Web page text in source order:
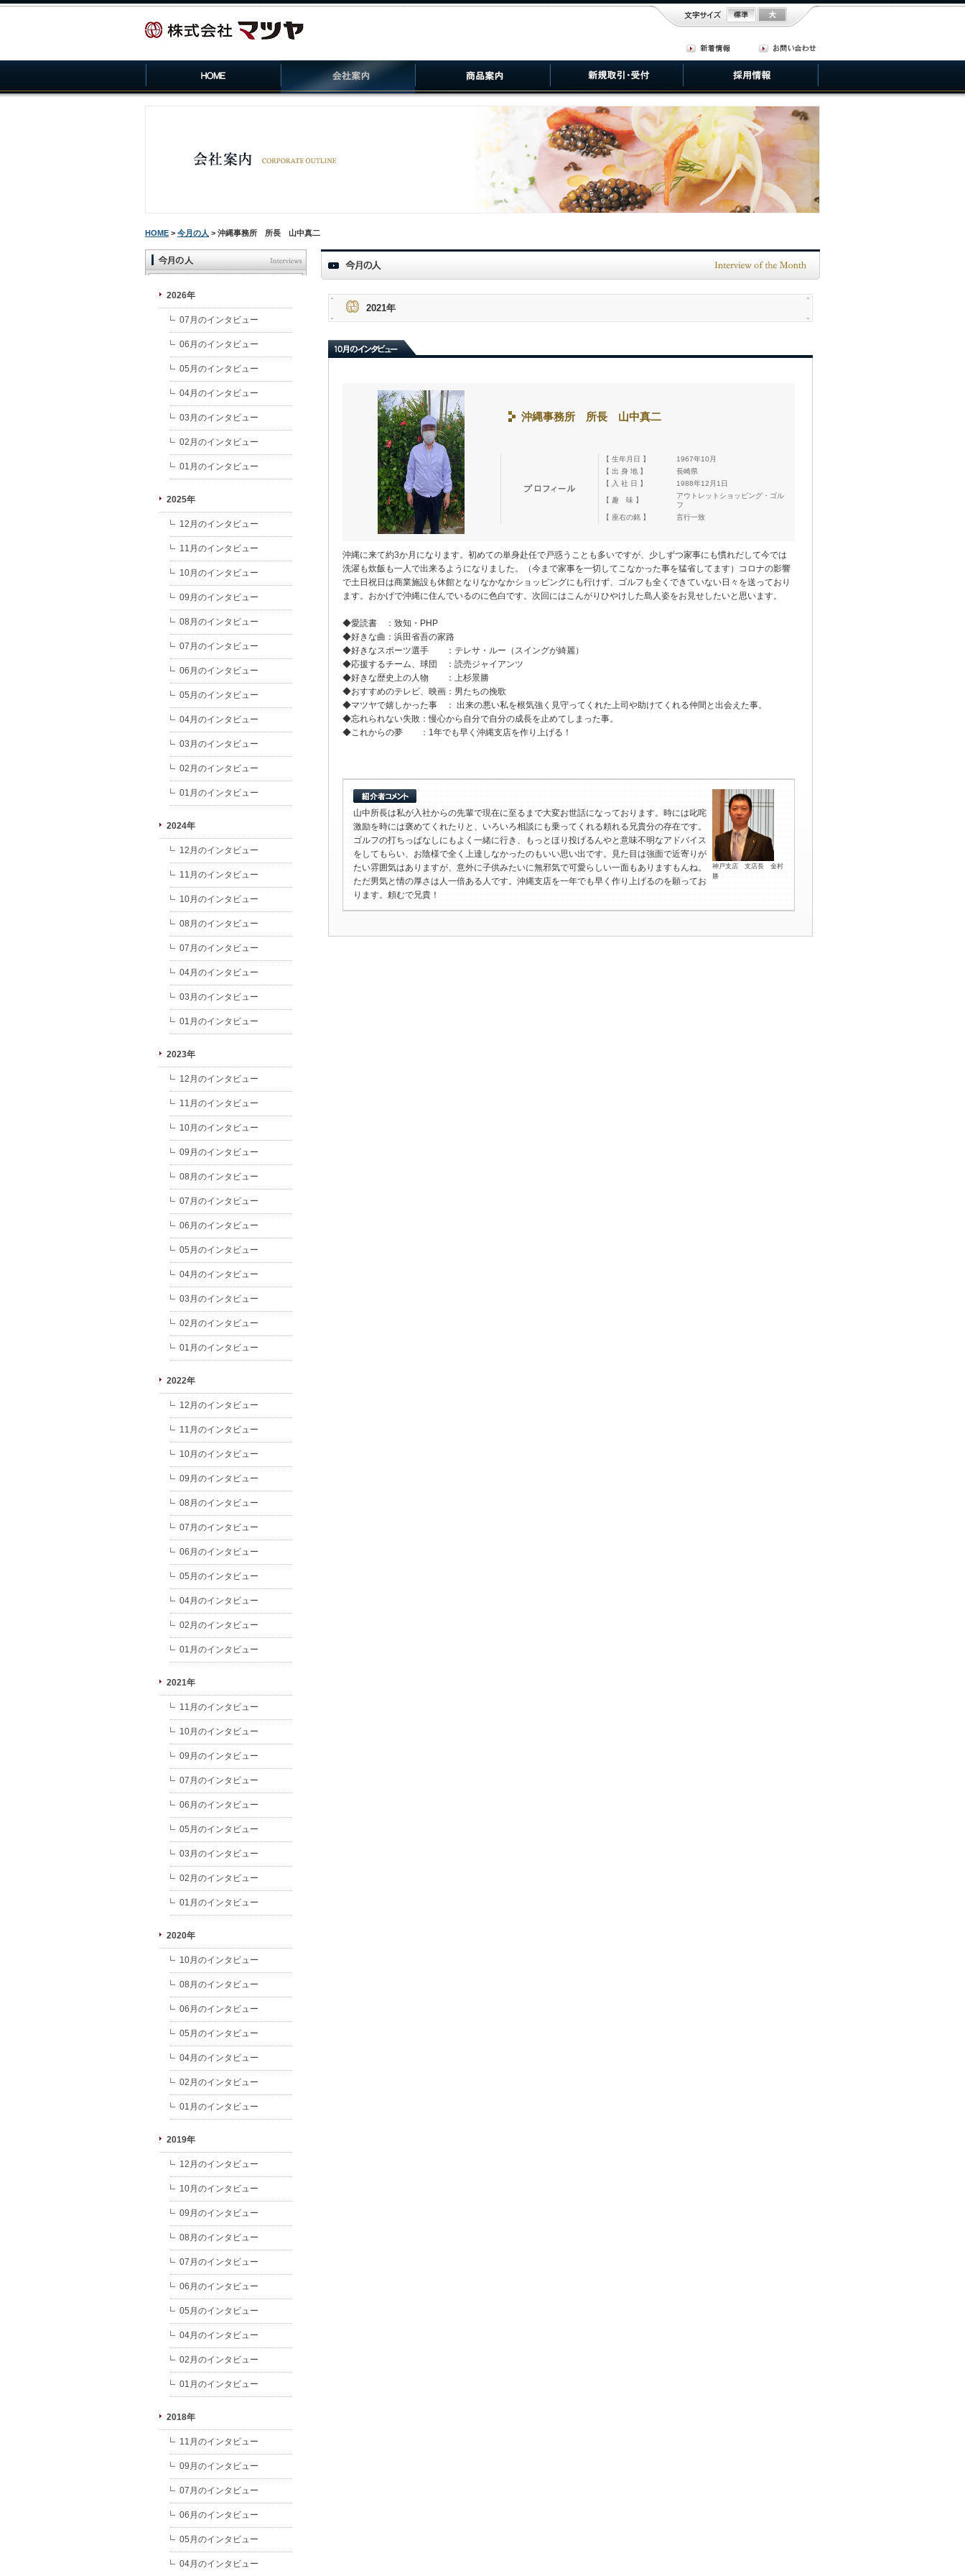
HOME > 今月の人 > 沖縄事務所 所長 山中真二
2021年
沖縄事務所 所長 山中真二
【 生年月日 】
1967年10月
【 出 身 地 】
長崎県
【 入 社 日 】
1988年12月1日
【 趣 味 】
アウトレットショッピング・ゴル
フ
【 座右の銘 】
言行一致
沖縄に来て約3か月になります。初めての単身赴任で戸惑うことも多いですが、少しずつ家事にも慣れだして今では
洗濯も炊飯も一人で出来るようになりました。（今まで家事を一切してこなかった事を猛省してます）コロナの影響
で土日祝日は商業施設も休館となりなかなかショッピングにも行けず、ゴルフも全くできていない日々を送っており
ます。おかげで沖縄に住んでいるのに色白です。次回にはこんがりひやけした島人姿をお見せしたいと思います。
◆愛読書 ：致知・PHP
◆好きな曲：浜田省吾の家路
◆好きなスポーツ選手 ：テレサ・ルー（スイングが綺麗）
◆応援するチーム、球団 ：読売ジャイアンツ
◆好きな歴史上の人物 ：上杉景勝
◆おすすめのテレビ、映画：男たちの挽歌
◆マツヤで嬉しかった事 ： 出来の悪い私を根気強く見守ってくれた上司や助けてくれる仲間と出会えた事。
◆忘れられない失敗：慢心から自分で自分の成長を止めてしまった事。
◆これからの夢 ：1年でも早く沖縄支店を作り上げる！
神戸支店 支店長 金村
勝
山中所長は私が入社からの先輩で現在に至るまで大変お世話になっております。時には叱咤
激励を時には褒めてくれたりと、いろいろ相談にも乗ってくれる頼れる兄貴分の存在です。
ゴルフの打ちっぱなしにもよく一緒に行き、もっとほり投げるんやと意味不明なアドバイス
をしてもらい、お陰様で全く上達しなかったのもいい思い出です。見た目は強面で近寄りが
たい雰囲気はありますが、意外に子供みたいに無邪気で可愛らしい一面もありますもんね。
ただ男気と情の厚さは人一倍ある人です。沖縄支店を一年でも早く作り上げるのを願ってお
ります。頼むで兄貴！
2026年
07月のインタビュー
06月のインタビュー
05月のインタビュー
04月のインタビュー
03月のインタビュー
02月のインタビュー
01月のインタビュー
2025年
12月のインタビュー
11月のインタビュー
10月のインタビュー
09月のインタビュー
08月のインタビュー
07月のインタビュー
06月のインタビュー
05月のインタビュー
04月のインタビュー
03月のインタビュー
02月のインタビュー
01月のインタビュー
2024年
12月のインタビュー
11月のインタビュー
10月のインタビュー
08月のインタビュー
07月のインタビュー
04月のインタビュー
03月のインタビュー
01月のインタビュー
2023年
12月のインタビュー
11月のインタビュー
10月のインタビュー
09月のインタビュー
08月のインタビュー
07月のインタビュー
06月のインタビュー
05月のインタビュー
04月のインタビュー
03月のインタビュー
02月のインタビュー
01月のインタビュー
2022年
12月のインタビュー
11月のインタビュー
10月のインタビュー
09月のインタビュー
08月のインタビュー
07月のインタビュー
06月のインタビュー
05月のインタビュー
04月のインタビュー
02月のインタビュー
01月のインタビュー
2021年
11月のインタビュー
10月のインタビュー
09月のインタビュー
07月のインタビュー
06月のインタビュー
05月のインタビュー
03月のインタビュー
02月のインタビュー
01月のインタビュー
2020年
10月のインタビュー
08月のインタビュー
06月のインタビュー
05月のインタビュー
04月のインタビュー
02月のインタビュー
01月のインタビュー
2019年
12月のインタビュー
10月のインタビュー
09月のインタビュー
08月のインタビュー
07月のインタビュー
06月のインタビュー
05月のインタビュー
04月のインタビュー
02月のインタビュー
01月のインタビュー
2018年
11月のインタビュー
09月のインタビュー
07月のインタビュー
06月のインタビュー
05月のインタビュー
04月のインタビュー